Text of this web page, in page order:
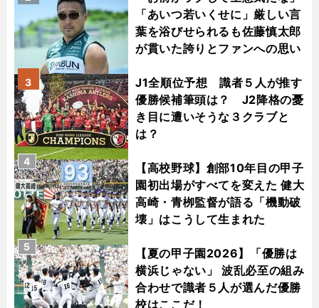
「あいつ若いくせに」厳しい言
葉を浴びせられるも佐藤慎太郎
が貫いた誇りとファンへの思い
J1全順位予想 識者５人が推す
優勝候補筆頭は？ J2降格の憂
き目に遭いそうな３クラブと
は？
3
【高校野球】創部10年目の甲子
園初出場がすべてを変えた 健大
高崎・青栁監督が語る「機動破
壊」はこうして生まれた
4
【夏の甲子園2026】「優勝は
横浜じゃない」 波乱必至の組み
合わせで識者５人が選んだ優勝
校はここだ！
5